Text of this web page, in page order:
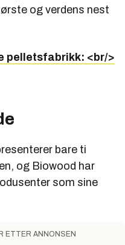
og verdens nest
pelletsfabrikk: <br/>
bare ti
og Biowood har
som sine
ETTER ANNONSEN